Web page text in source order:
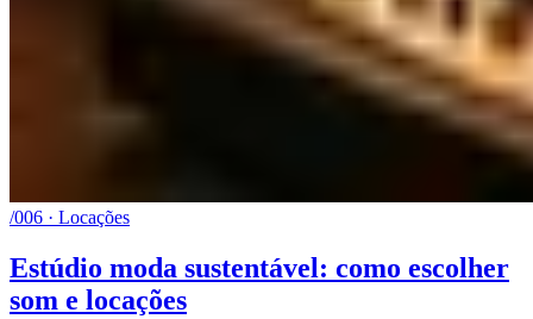
/006 · Locações
Estúdio moda sustentável: como escolher
som e locações